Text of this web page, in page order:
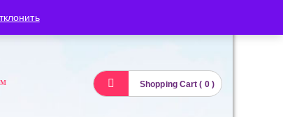
Shopping Cart ( 0 )